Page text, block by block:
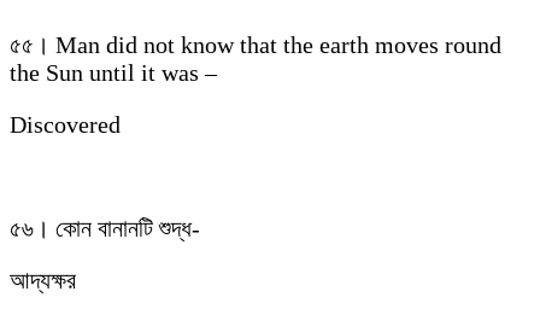
৫৫। Man did not know that the earth moves round
the Sun until it was –
Discovered
৫৬। কোন বানানটি শুদ্ধ-
আদ্যক্ষর